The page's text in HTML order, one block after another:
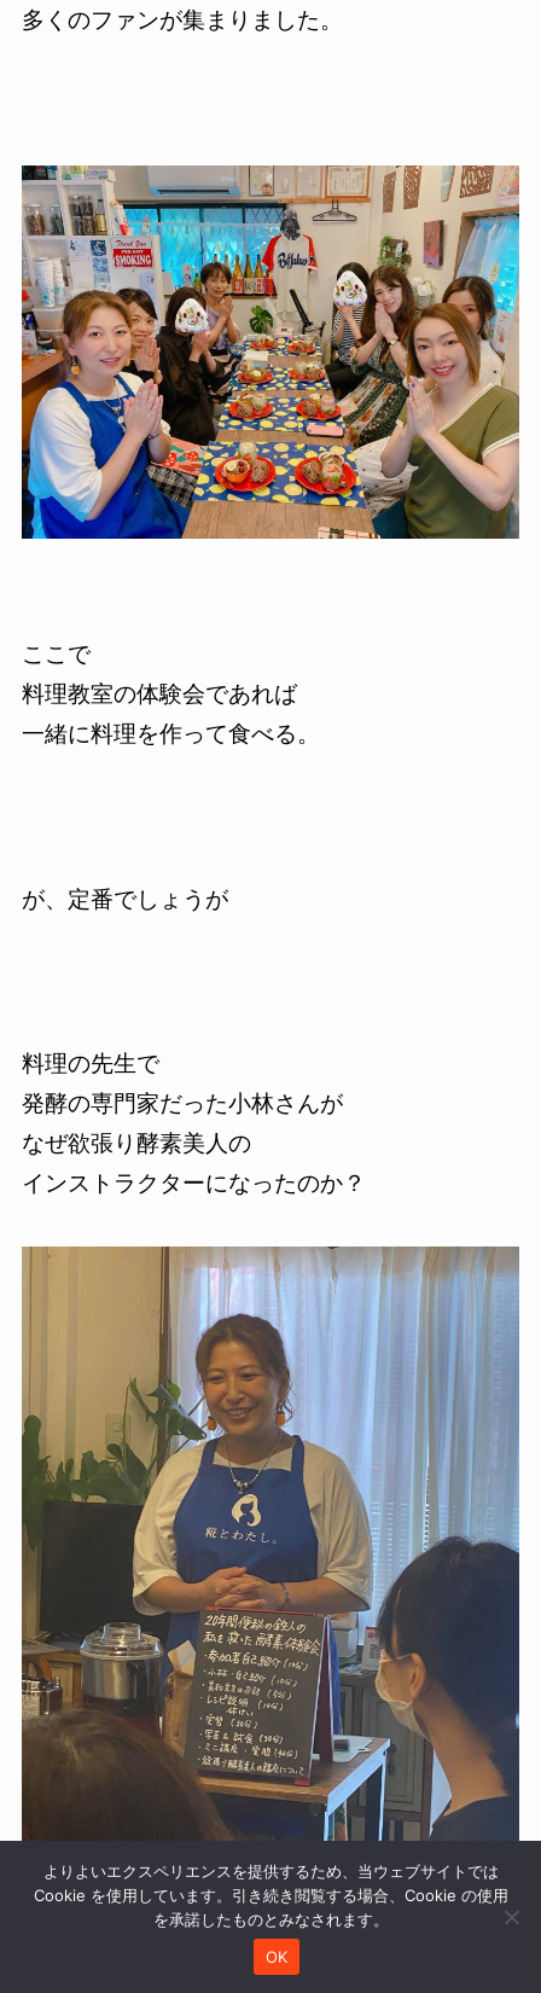
多くのファンが集まりました。
ここで
料理教室の体験会であれば
一緒に料理を作って食べる。
が、定番でしょうが
料理の先生で
発酵の専門家だった小林さんが
なぜ欲張り酵素美人の
インストラクターになったのか？
よりよいエクスペリエンスを提供するため、当ウェブサイトでは
Cookie を使用しています。引き続き閲覧する場合、Cookie の使用
を承諾したものとみなされます。
OK